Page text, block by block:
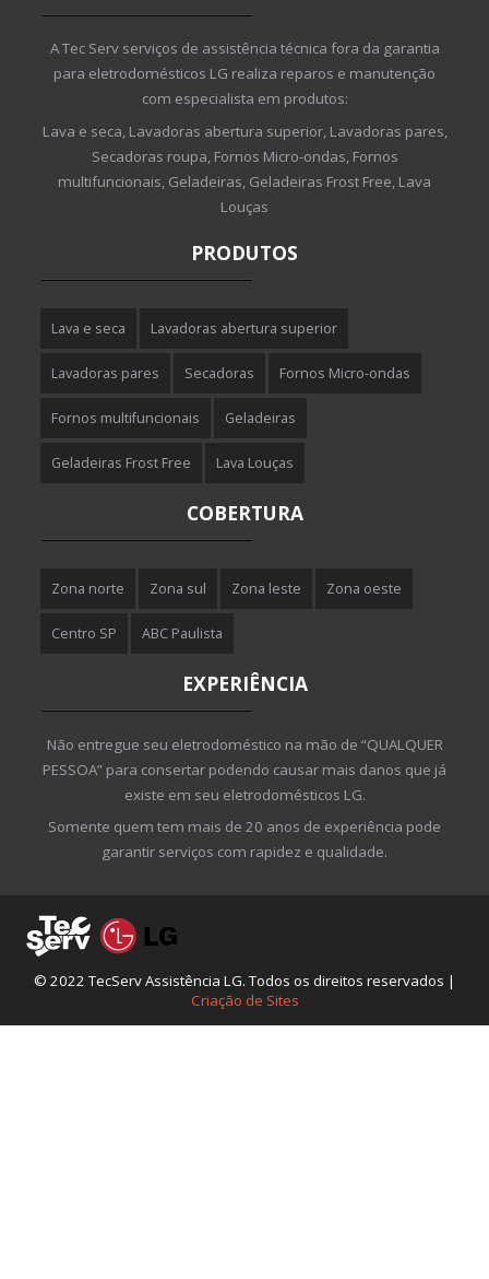
A Tec Serv serviços de assistência técnica fora da garantia
para eletrodomésticos LG realiza reparos e manutenção
com especialista em produtos:
Lava e seca, Lavadoras abertura superior, Lavadoras pares,
Secadoras roupa, Fornos Micro-ondas, Fornos
multifuncionais, Geladeiras, Geladeiras Frost Free, Lava
Louças
PRODUTOS
Lava e seca Lavadoras abertura superior
Lavadoras pares Secadoras Fornos Micro-ondas
Fornos multifuncionais Geladeiras
Geladeiras Frost Free Lava Louças
COBERTURA
Zona norte Zona sul Zona leste Zona oeste
Centro SP ABC Paulista
EXPERIÊNCIA
Não entregue seu eletrodoméstico na mão de “QUALQUER
PESSOA” para consertar podendo causar mais danos que já
existe em seu eletrodomésticos LG.
Somente quem tem mais de 20 anos de experiência pode
garantir serviços com rapidez e qualidade.
© 2022 TecServ Assistência LG. Todos os direitos reservados |
Criação de Sites